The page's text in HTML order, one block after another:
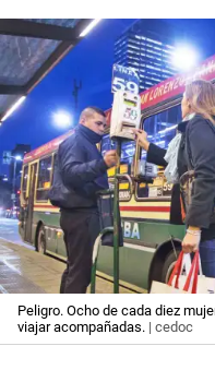
Peligro. Ocho de cada diez
viajar acompañadas. | cedoc